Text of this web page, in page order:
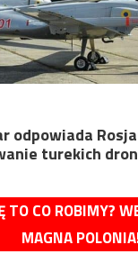
odpowiada
turekich
TO CO ROBIMY?
MAGNA